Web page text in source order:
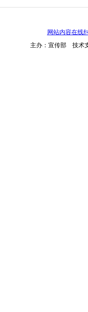
网站内容在线
主办：宣传部 技术